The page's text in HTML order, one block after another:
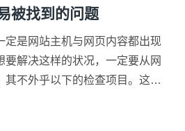
被找到的问题
定是网站主机与网页内容都出现
要解决这样的状况，一定要从网
其不外乎以下的检查项目。这些
都没有做好，那么网​​站自然不容